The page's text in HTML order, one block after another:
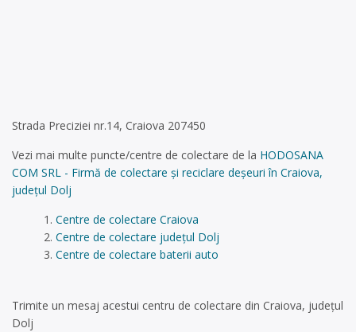
Strada Preciziei nr.14, Craiova 207450
Vezi mai multe puncte/centre de colectare de la HODOSANA
COM SRL - Firmă de colectare și reciclare deșeuri în Craiova,
județul Dolj
Centre de colectare Craiova
Centre de colectare județul Dolj
Centre de colectare baterii auto
Trimite un mesaj acestui centru de colectare din Craiova, județul
Dolj